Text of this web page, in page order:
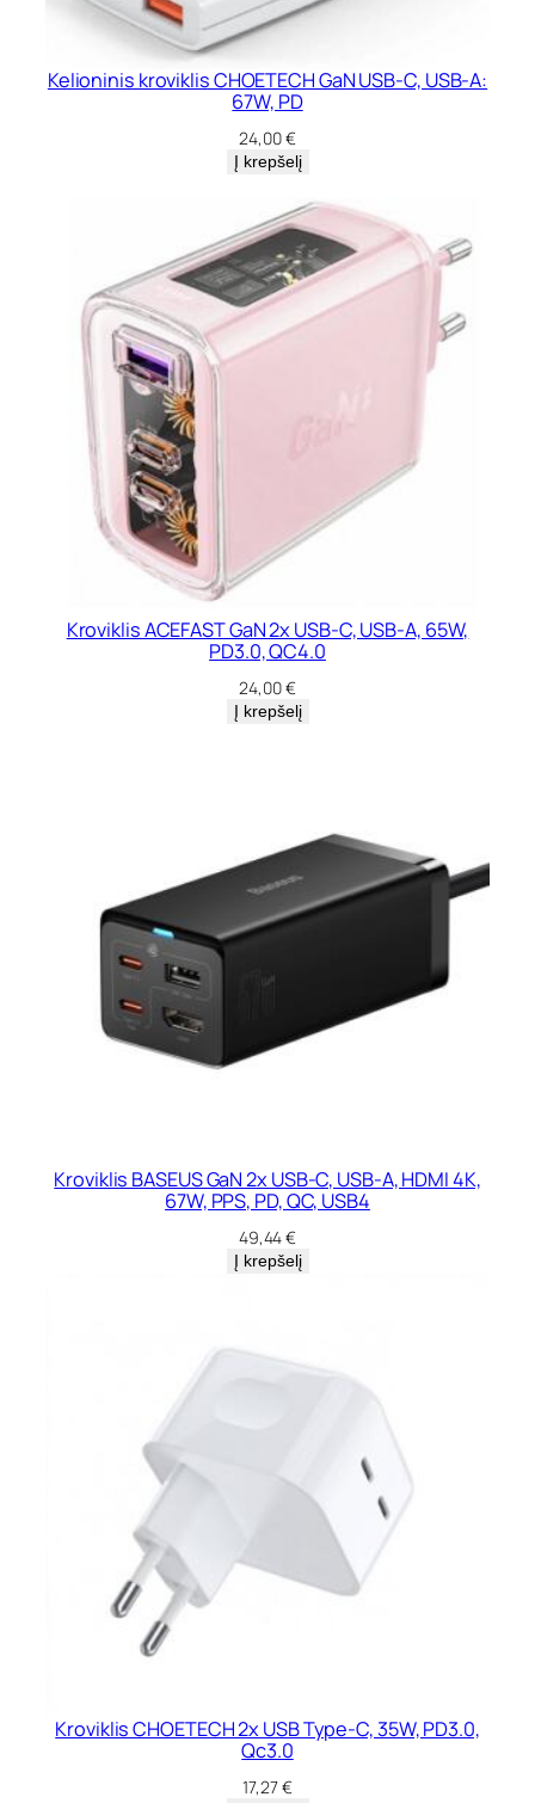
Kelioninis kroviklis CHOETECH GaN USB-C, USB-A:
67W, PD
24,00€
Į krepšelį
Kroviklis ACEFAST GaN 2x USB-C, USB-A, 65W,
PD3.0, QC4.0
24,00€
Į krepšelį
Kroviklis BASEUS GaN 2x USB-C, USB-A, HDMI 4K,
67W, PPS, PD, QC, USB4
49,44€
Į krepšelį
Kroviklis CHOETECH 2x USB Type-C, 35W, PD3.0,
Qc3.0
17,27€